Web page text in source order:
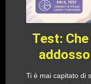
Test:
Ti è mai capitato di